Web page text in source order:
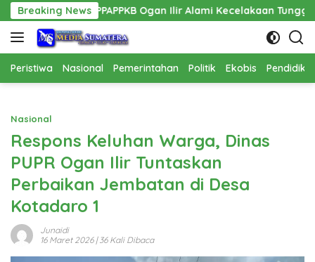
Langsung
ke
konten
Breaking News
Ogan Ilir Alami Kecelakaan Tunggal
Peristiwa Nasional Pemerintahan Politik Ekobis
Nasional
Respons Keluhan Warga, Dinas
PUPR Ogan Ilir Tuntaskan
Perbaikan Jembatan di Desa
Kotadaro 1
Junaidi
16 Maret 2026| 36 Kali Dibaca